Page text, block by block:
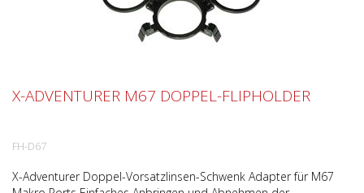
X-ADVENTURER M67 DOPPEL-FLIPHOLDER
FH-D67
X-Adventurer Doppel-Vorsatzlinsen-Schwenk Adapter für M67